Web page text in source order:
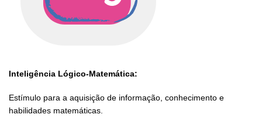
Inteligência Lógico-Matemática:
Estímulo para a aquisição de informação, conhecimento e
habilidades matemáticas.